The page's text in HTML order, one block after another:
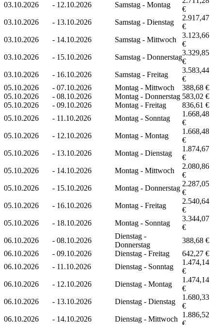
03.10.2026
- 12.10.2026 Samstag - Montag
€
03.10.2026
- 13.10.2026 Samstag - Dienstag
2.917,47
€
03.10.2026
- 14.10.2026 Samstag - Mittwoch
3.123,66
€
03.10.2026
- 15.10.2026 Samstag - Donnerstag
3.329,85
€
03.10.2026
- 16.10.2026 Samstag - Freitag
3.583,44
€
05.10.2026
- 07.10.2026 Montag - Mittwoch
388,68 €
05.10.2026
- 08.10.2026 Montag - Donnerstag 583,02 €
05.10.2026
- 09.10.2026 Montag - Freitag
836,61 €
05.10.2026
- 11.10.2026 Montag - Sonntag
1.668,48
€
05.10.2026
- 12.10.2026 Montag - Montag
1.668,48
€
05.10.2026
- 13.10.2026 Montag - Dienstag
1.874,67
€
05.10.2026
- 14.10.2026 Montag - Mittwoch
2.080,86
€
05.10.2026
- 15.10.2026 Montag - Donnerstag
2.287,05
€
05.10.2026
- 16.10.2026 Montag - Freitag
2.540,64
€
05.10.2026
- 18.10.2026 Montag - Sonntag
3.344,07
€
06.10.2026
- 08.10.2026
Dienstag -
Donnerstag
388,68 €
06.10.2026
- 09.10.2026 Dienstag - Freitag
642,27 €
06.10.2026
- 11.10.2026 Dienstag - Sonntag
1.474,14
€
06.10.2026
- 12.10.2026 Dienstag - Montag
1.474,14
€
06.10.2026
- 13.10.2026 Dienstag - Dienstag
1.680,33
€
06.10.2026
- 14.10.2026 Dienstag - Mittwoch
1.886,52
€